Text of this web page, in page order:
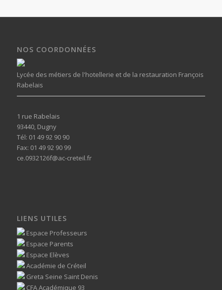
NOS COORDONNÉES
Lycée des métiers de l'hotellerie et de la restauration François
Rabelais
1 rue Rabelais
93440, Dugny
Tél: 01 49 92 90 90
Fax: 01 49 92 90 99
ce.0932126f@ac-creteil.fr
LIENS UTILES
Espace Professeurs
Espace Parents
Espace Elèves
Académie de Créteil
Greta Seine Saint Denis
CFA Académique 93